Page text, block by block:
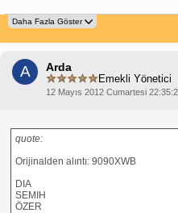
A Arda
Emekli Yönetici
12 Mayıs 2012 Cumartesi
quote:
Orijinalden alıntı: 9090XWB
DIA
SEMIH
ÖZER